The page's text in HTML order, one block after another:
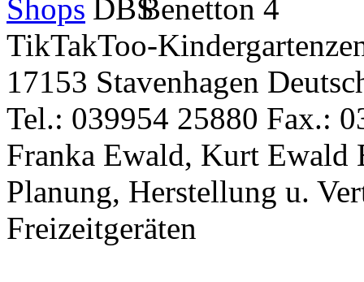
TikTakToo-
17153 Stavenhagen
Tel.: 039954 25880 Fax.:
Franka Ewald, Kurt Ewald
Planung, Herstellung u.
Freizeitgeräten